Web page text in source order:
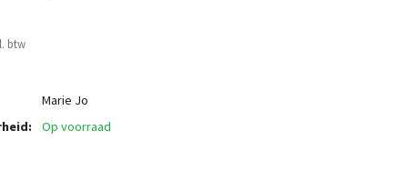
btw
Marie Jo
Op voorraad